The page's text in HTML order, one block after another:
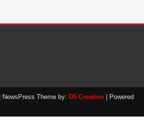
| NewsPress Theme by: D5 Creation | Powered